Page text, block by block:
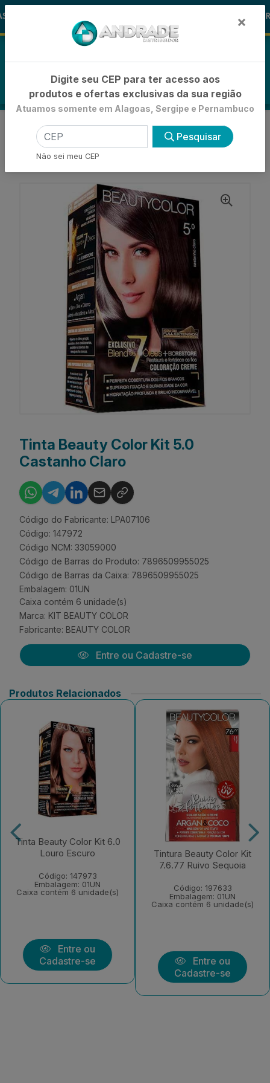
🪞
INÍCIO
COLORAÇÕES, TINTURAS E ALISANTES
COLORAÇÃO PERMANENTE KIT
Tinta Beauty Color Kit 5.0
Castanho Claro
Código do Fabricante: LPA07106
Código: 147972
Código NCM: 33059000
Código de Barras do Produto: 7896509955025
Código de Barras da Caixa: 7896509955025
Embalagem: 01UN
Caixa contém 6 unidade(s)
Marca: KIT BEAUTY COLOR
Fabricante: BEAUTY COLOR
Entre ou Cadastre-se
Produtos Relacionados
Tinta Beauty Color Kit 6.0
Louro Escuro
Código: 147973
Embalagem: 01UN
Caixa contém 6 unidade(s)
Entre ou
Cadastre-se
Tintura Beauty Color Kit
7.6.77 Ruivo Sequoia
Código: 197633
Embalagem: 01UN
Caixa contém 6 unidade(s)
Entre ou
Cadastre-se
×
Digite seu CEP para ter acesso aos
produtos e ofertas exclusivas da sua região
Atuamos somente em Alagoas, Sergipe e Pernambuco
Pesquisar
Não sei meu CEP